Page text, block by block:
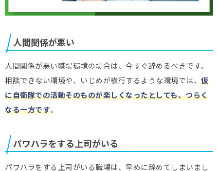
人間関係が悪い
人間関係が悪い職場環境の場合は、今すぐ辞めるべきです。
相談できない環境や、いじめが横行するような環境では、 仮
に自衛隊での活動そのものが楽しくなったとしても、つらく
なる一方です。
パワハラをする上司がいる
パワハラをする上司がいる職場は、早めに辞めてしまいまし